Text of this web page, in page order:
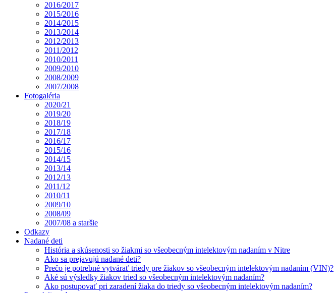
2016/2017
2015/2016
2014/2015
2013/2014
2012/2013
2011/2012
2010/2011
2009/2010
2008/2009
2007/2008
Fotogaléria
2020/21
2019/20
2018/19
2017/18
2016/17
2015/16
2014/15
2013/14
2012/13
2011/12
2010/11
2009/10
2008/09
2007/08 a staršie
Odkazy
Nadané deti
História a skúsenosti so žiakmi so všeobecným intelektovým nadaním v Nitre
Ako sa prejavujú nadané deti?
Prečo je potrebné vytvárať triedy pre žiakov so všeobecným intelektovým nadaním (VIN)?
Aké sú výsledky žiakov tried so všeobecným intelektovým nadaním?
Ako postupovať pri zaradení žiaka do triedy so všeobecným intelektovým nadaním?